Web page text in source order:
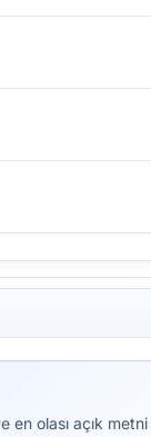
en olası açık